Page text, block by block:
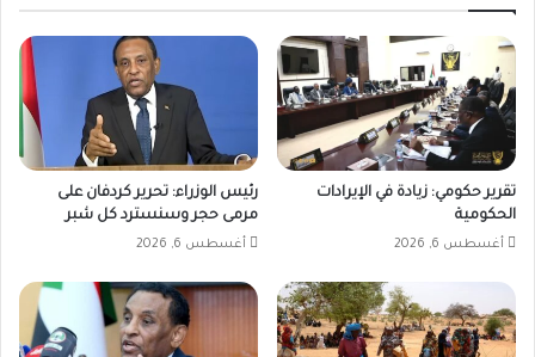
تقرير حكومي: زيادة في الإيرادات
الحكومية
أغسطس 6, 2026
رئيس الوزراء: تحرير كردفان على
مرمى حجر وسنسترد كل شبر
أغسطس 6, 2026